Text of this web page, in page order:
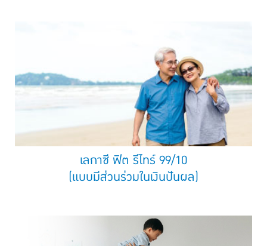
เลกาซี ฟิต รีไทร์ 99/10
(แบบมีส่วนร่วมในเงินปันผล)